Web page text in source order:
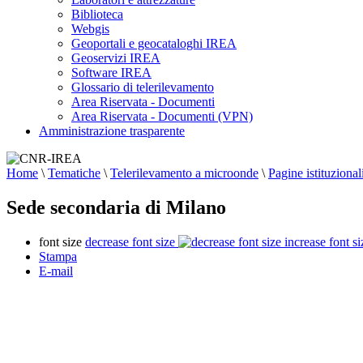
Biblioteca
Webgis
Geoportali e geocataloghi IREA
Geoservizi IREA
Software IREA
Glossario di telerilevamento
Area Riservata - Documenti
Area Riservata - Documenti (VPN)
Amministrazione trasparente
Home \ Tematiche \ Telerilevamento a microonde \ Pagine istituzionali
Sede secondaria di Milano
font size decrease font size
increase font
Stampa
E-mail